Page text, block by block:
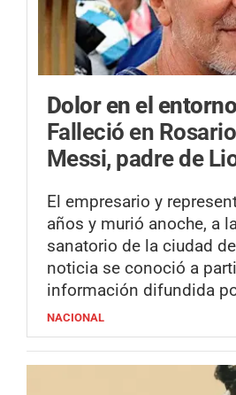
Dolor en el
Falleció en
Messi, padre de
El empresario y
años y murió anoche, a
sanatorio de la ciudad
noticia se conoció a
información difundida
NACIONAL